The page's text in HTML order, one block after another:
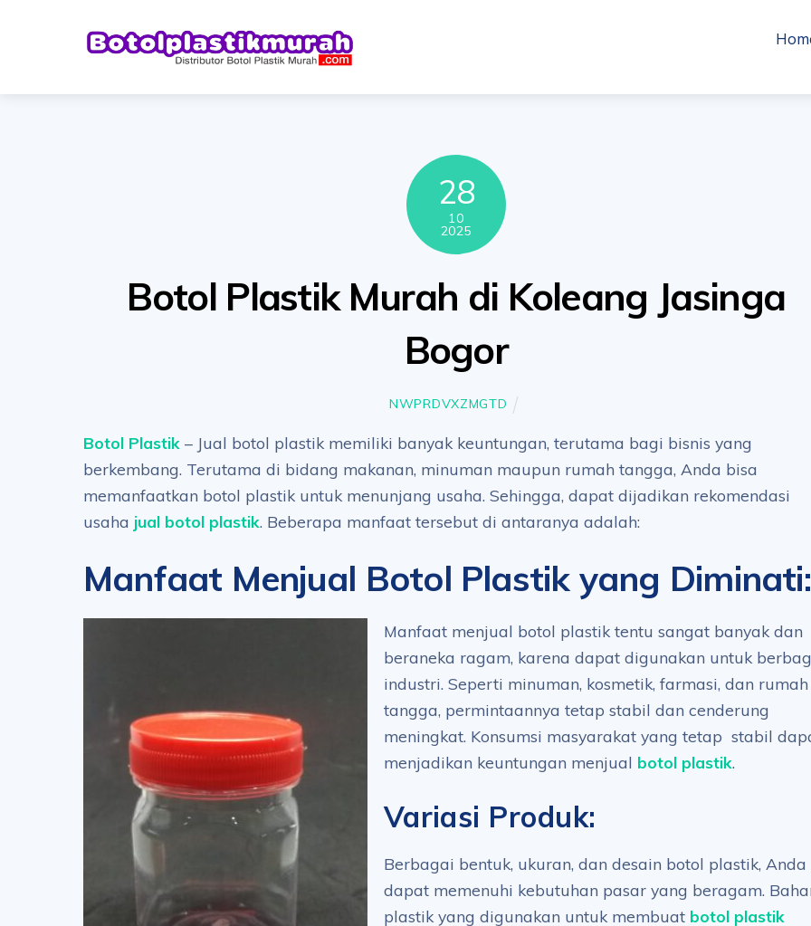
28
10
2025
Botol Plastik Murah di Koleang Jasinga
Bogor
NWPRDVXZMGTD
Botol Plastik – Jual botol plastik memiliki banyak keuntungan, terutama bagi bisnis yang
berkembang. Terutama di bidang makanan, minuman maupun rumah tangga, Anda bisa
memanfaatkan botol plastik untuk menunjang usaha. Sehingga, dapat dijadikan rekomendasi
usaha jual botol plastik. Beberapa manfaat tersebut di antaranya adalah:
Manfaat Menjual Botol Plastik yang Diminati:
Manfaat menjual botol plastik tentu sangat banyak dan
beraneka ragam, karena dapat digunakan untuk
industri. Seperti minuman, kosmetik, farmasi, dan rumah
tangga, permintaannya tetap stabil dan cenderung
meningkat. Konsumsi masyarakat yang tetap stabil
menjadikan keuntungan menjual botol plastik.
Variasi Produk:
Berbagai bentuk, ukuran, dan desain botol plastik, Anda
dapat memenuhi kebutuhan pasar yang beragam.
plastik yang digunakan untuk membuat botol plastik